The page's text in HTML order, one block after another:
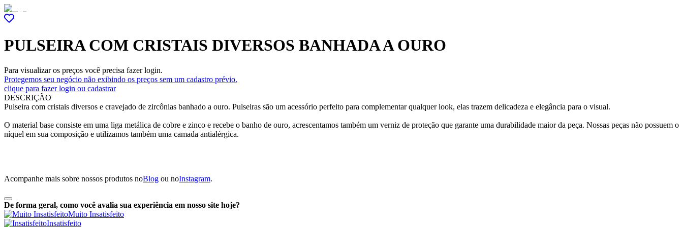
PULSEIRA COM CRISTAIS DIVERSOS BANHADA A OURO
Para visualizar os preços você precisa fazer login.
Protegemos seu negócio não exibindo os preços sem um cadastro prévio.
clique para fazer login ou cadastrar
DESCRIÇÃO
Pulseira com cristais diversos e cravejado de zircônias banhado a ouro. Pulseiras são um acessório perfeito para complementar qualquer look, elas trazem delicadeza e elegância para o visual.
O material base consiste em uma liga metálica de cobre e zinco e recebe o banho de ouro, acrescentamos também um verniz de proteção que garante uma durabilidade maior da peça. Nossas peças não possuem o
níquel em sua composição e utilizamos também uma camada antialérgica.
Acompanhe mais sobre nossos produtos noBlog ou noInstagram.
De forma geral, como você avalia sua experiência em nosso site hoje?
Muito Insatisfeito
Insatisfeito